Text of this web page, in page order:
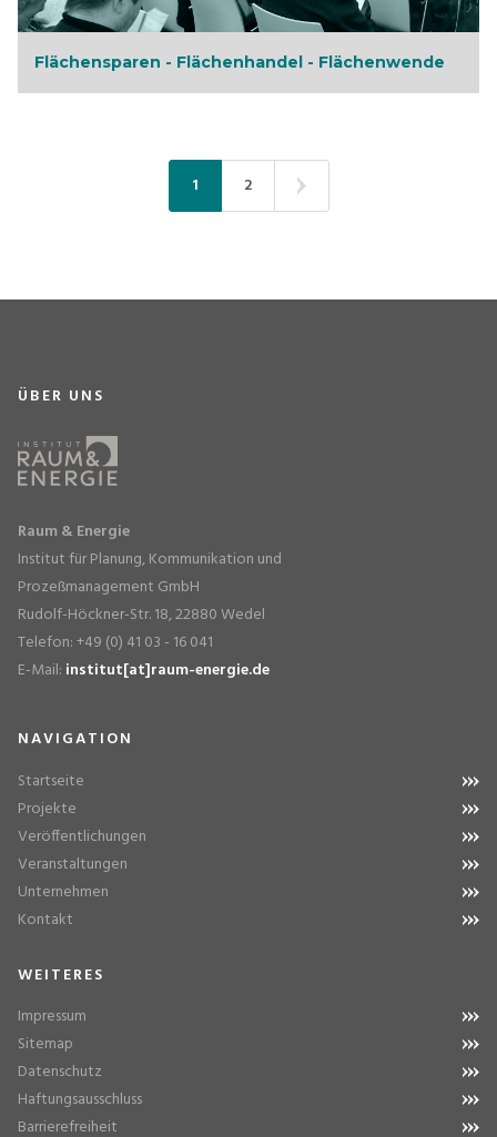
Flächensparen - Flächenhandel - Flächenwende
1 2
ÜBER UNS
Raum & Energie
Institut für Planung, Kommunikation und
Prozeßmanagement GmbH
Rudolf-Höckner-Str. 18, 22880 Wedel
Telefon: +49 (0) 41 03 - 16 041
E-Mail: institut[at]raum-energie.de
NAVIGATION
Startseite
Projekte
Veröffentlichungen
Veranstaltungen
Unternehmen
Kontakt
WEITERES
Impressum
Sitemap
Datenschutz
Haftungsausschluss
Barrierefreiheit